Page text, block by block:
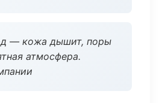
— кожа дышит, поры
атмосфера.